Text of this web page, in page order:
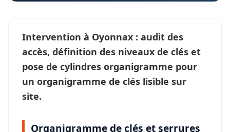
Intervention à Oyonnax : audit des
accès, définition des niveaux de clés et
pose de cylindres organigramme pour
un organigramme de clés lisible sur
site.
Organigramme de clés et serrures